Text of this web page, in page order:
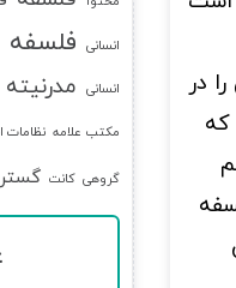
در
که
انسانی
انسانی مدرنیته
مکتب علامه نظامات
گروهی کانت